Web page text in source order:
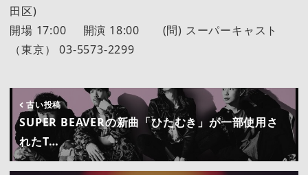
田区)
開場 17:00 開演 18:00 (問) スーパーキャスト
（東京） 03-5573-2299
古い投稿
SUPER BEAVERの新曲「ひたむき」が一部使用さ
れたT…